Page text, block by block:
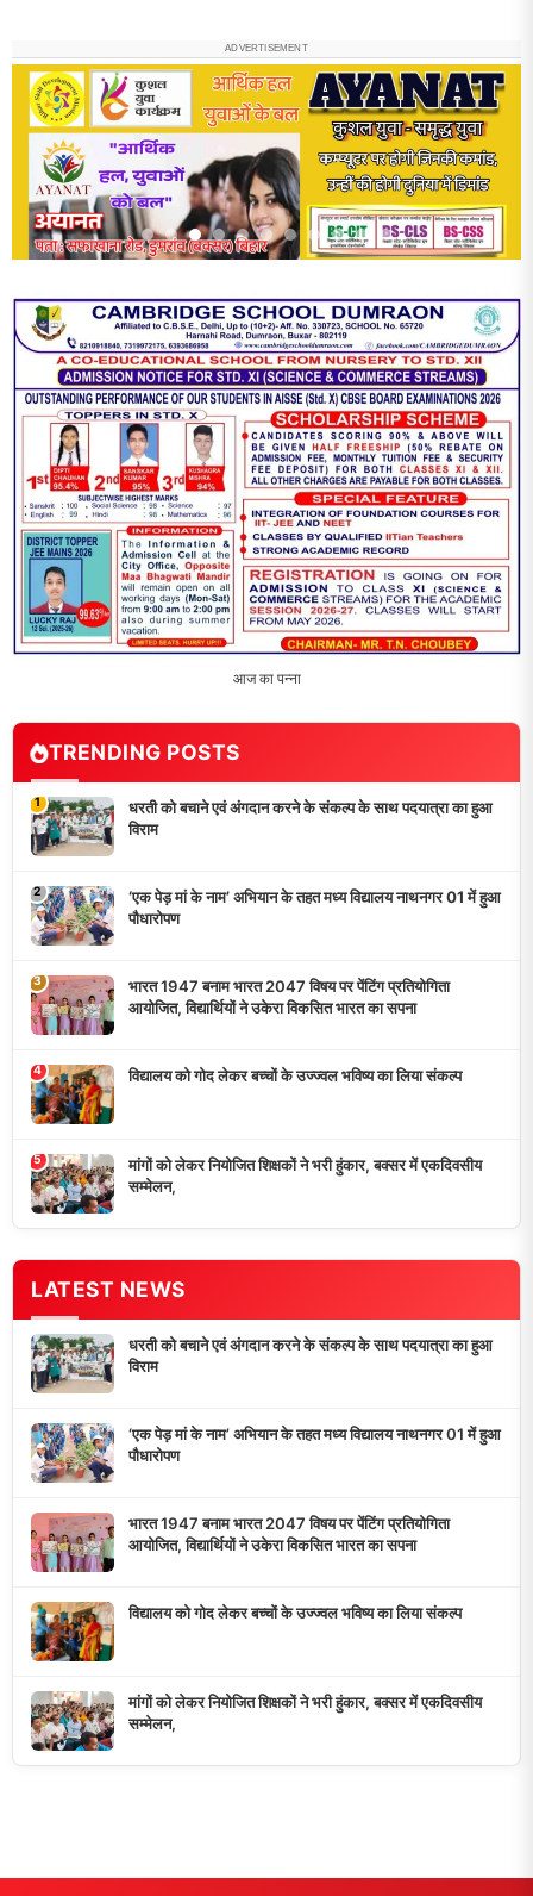
ADVERTISEMENT
आज का पन्ना
TRENDING POSTS
1
धरती को बचाने एवं अंगदान करने के संकल्प के साथ पदयात्रा का हुआ
विराम
2
‘एक पेड़ मां के नाम’ अभियान के तहत मध्य विद्यालय नाथनगर 01 में हुआ
पौधारोपण
3
भारत 1947 बनाम भारत 2047 विषय पर पेंटिंग प्रतियोगिता
आयोजित, विद्यार्थियों ने उकेरा विकसित भारत का सपना
4 विद्यालय को गोद लेकर बच्चों के उज्ज्वल भविष्य का लिया संकल्प
5
मांगों को लेकर नियोजित शिक्षकों ने भरी हुंकार, बक्सर में एकदिवसीय
सम्मेलन,
LATEST NEWS
धरती को बचाने एवं अंगदान करने के संकल्प के साथ पदयात्रा का हुआ
विराम
‘एक पेड़ मां के नाम’ अभियान के तहत मध्य विद्यालय नाथनगर 01 में हुआ
पौधारोपण
भारत 1947 बनाम भारत 2047 विषय पर पेंटिंग प्रतियोगिता
आयोजित, विद्यार्थियों ने उकेरा विकसित भारत का सपना
विद्यालय को गोद लेकर बच्चों के उज्ज्वल भविष्य का लिया संकल्प
मांगों को लेकर नियोजित शिक्षकों ने भरी हुंकार, बक्सर में एकदिवसीय
सम्मेलन,